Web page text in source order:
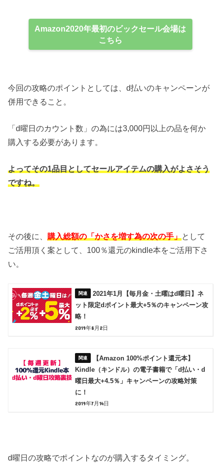
Amazon2020年最初のビックセール会場は
こちら
今回の攻略のポイントとしては、d払いのキャンペーンが
併用できること。
「d曜日のカウント数」の為には3,000円以上の品を何か
購入する必要があります。
よってその1品目としてセールアイテムの購入がよさそう
ですね。
その後に、購入総額の「かさを増す為の次の手」として
ご活用頂く案として、100％還元のkindle本をご活用下さ
い。
2021年1月【毎月金・土曜はd曜日】ネ
ット限定dポイント最大+5％のキャンペーン攻
略！
2019年8月2日
【Amazon 100%ポイント還元本】
Kindle（キンドル）の電子書籍で「d払い・d
曜日最大+4.5％」キャンペーンの攻略対策
に！
2019年7月14日
d曜日の攻略でポイントなのが購入するタイミング。